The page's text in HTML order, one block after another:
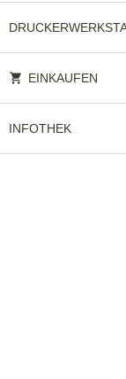
EINKAUFEN
INFOTHEK